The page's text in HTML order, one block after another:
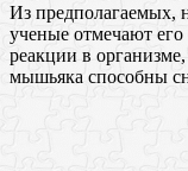
Из предполагаемых,
ученые отмечают
реакции в
мышьяка способны